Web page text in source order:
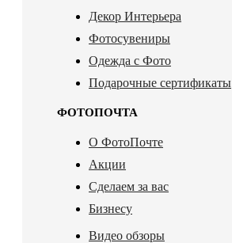
Декор Интерьера
Фотосувениры
Одежда с Фото
Подарочные сертификаты
ФОТОПОЧТА
О ФотоПочте
Акции
Сделаем за вас
Бизнесу
Видео обзоры